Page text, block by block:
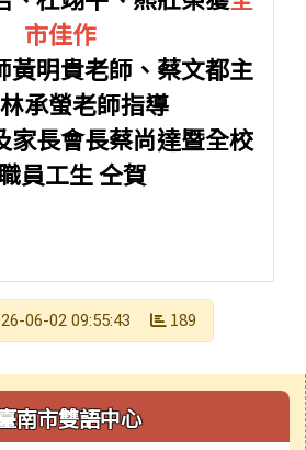
市佳作
黃明貴老師、蔡文都主
承螢老師指導
家長會長蔡尚達暨全校
員工生 仝賀
06-02 09:55:43 189